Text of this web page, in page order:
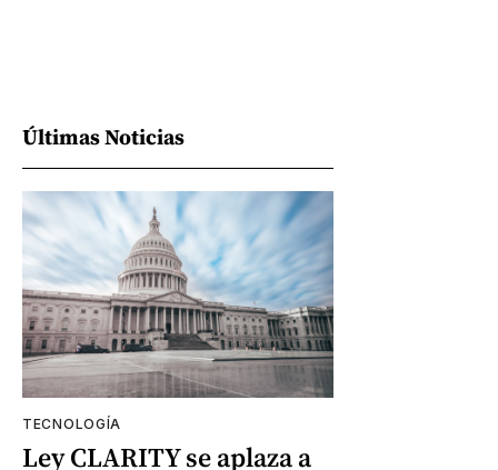
Últimas Noticias
TECNOLOGÍA
Ley CLARITY se aplaza a